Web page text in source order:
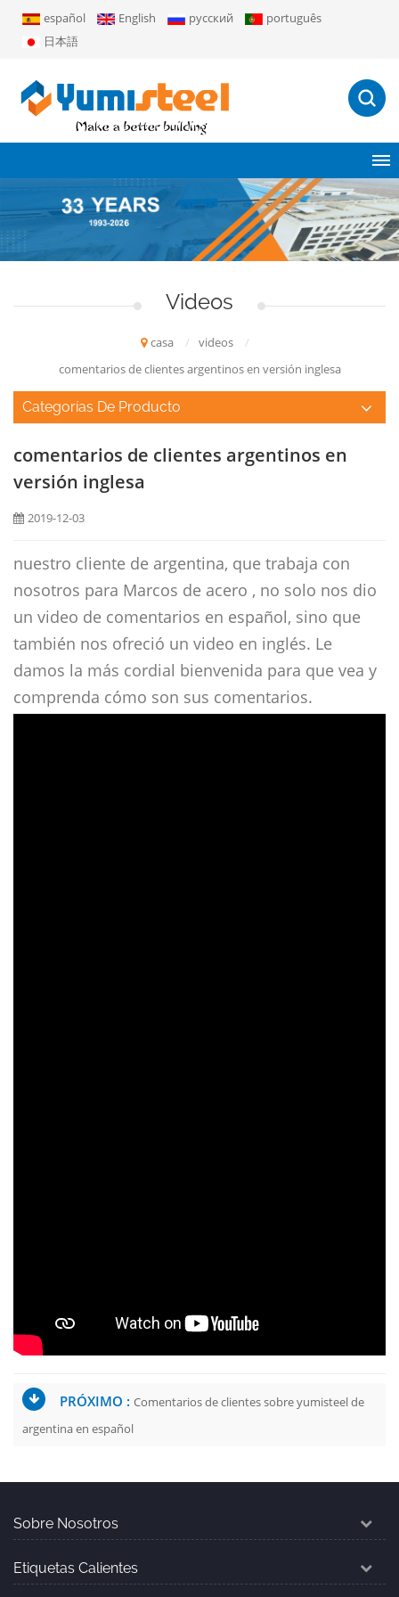
español English русский
português
日本語
Videos
casa / videos
/
comentarios de clientes argentinos en versión inglesa
Categorías De Producto
comentarios de clientes argentinos en
versión inglesa
2019-12-03
nuestro cliente de argentina, que trabaja con
nosotros para Marcos de acero , no solo nos dio
un video de comentarios en español, sino que
también nos ofreció un video en inglés. Le
damos la más cordial bienvenida para que vea y
comprenda cómo son sus comentarios.
PRÓXIMO : Comentarios de clientes sobre yumisteel de
argentina en español
Sobre Nosotros
Etiquetas Calientes